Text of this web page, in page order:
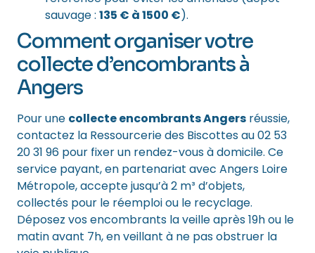
sauvage : 135 € à 1500 €).
Comment organiser votre
collecte d’encombrants à
Angers
Pour une collecte encombrants Angers réussie,
contactez la Ressourcerie des Biscottes au 02 53
20 31 96 pour fixer un rendez-vous à domicile. Ce
service payant, en partenariat avec Angers Loire
Métropole, accepte jusqu’à 2 m³ d’objets,
collectés pour le réemploi ou le recyclage.
Déposez vos encombrants la veille après 19h ou le
matin avant 7h, en veillant à ne pas obstruer la